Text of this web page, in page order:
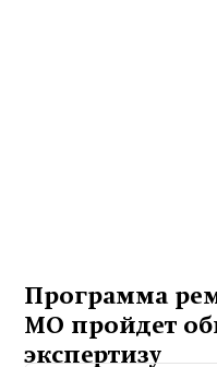
Программа
МО пройдет
экспертизу